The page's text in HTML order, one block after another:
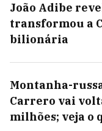
João Adibe
transformou a
bilionária
Montanha-
Carrero vai
milhões; veja o